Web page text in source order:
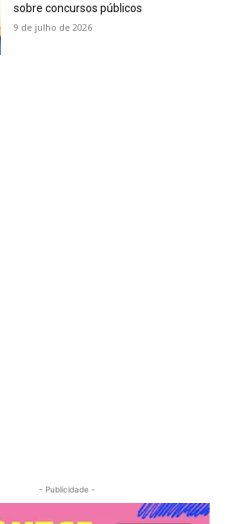
sobre concursos públicos
9 de julho de 2026
- Publicidade -